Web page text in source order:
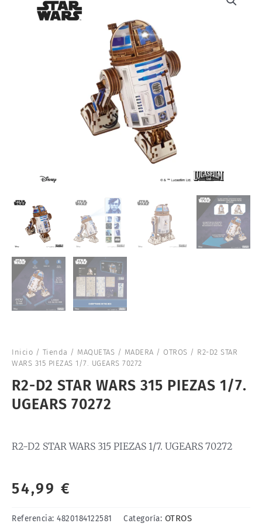
Inicio / Tienda / MAQUETAS / MADERA / OTROS / R2-D2 STAR
WARS 315 PIEZAS 1/7. UGEARS 70272
R2-D2 STAR WARS 315 PIEZAS 1/7.
UGEARS 70272
R2-D2 STAR WARS 315 PIEZAS 1/7. UGEARS 70272
54,99 €
Referencia: 4820184122581 Categoría: OTROS